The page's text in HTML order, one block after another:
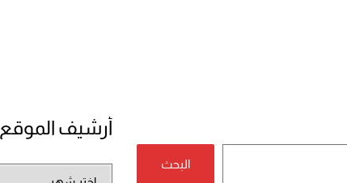
البحث
أرشيف الموقع